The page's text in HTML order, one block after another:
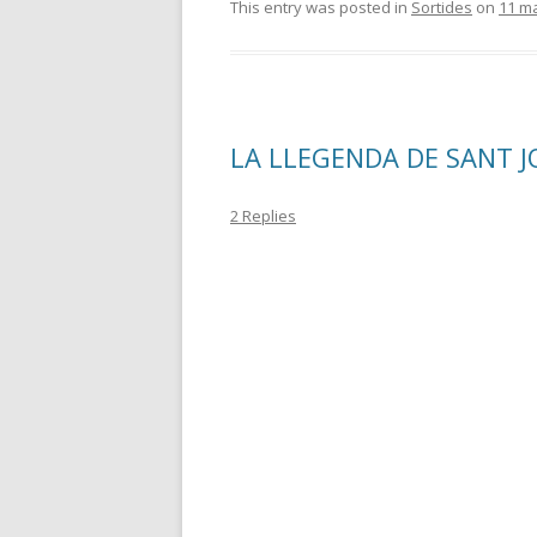
This entry was posted in Sortides on 11
LA LLEGENDA DE SANT
2 Replies